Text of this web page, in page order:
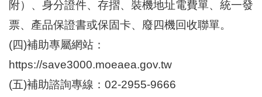
說
臺
北
鄰
長
名
附）、身分證件、存摺、裝機地址電費單、統一發
票、產品保證書或保固卡、廢四機回收聯單。
(四)補助專屬網站：
https://save3000.moeaea.gov.tw
(五)補助諮詢專線：02-2955-9666